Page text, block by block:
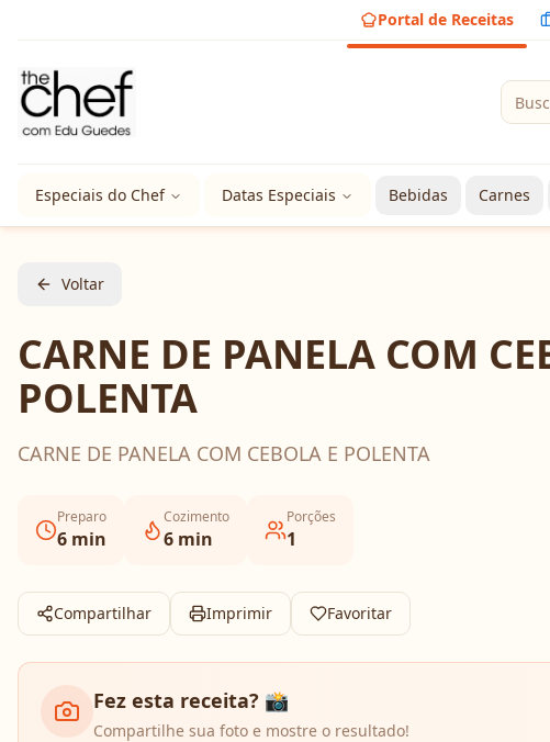
Portal de Receitas
Especiais do Chef Datas Especiais Bebidas Carnes
Voltar
CARNE DE PANELA COM
POLENTA
CARNE DE PANELA COM CEBOLA E POLENTA
Preparo
6 min
Cozimento
6 min
Porções
1
Compartilhar Imprimir Favoritar
Fez esta receita? 📸
Compartilhe sua foto e mostre o resultado!